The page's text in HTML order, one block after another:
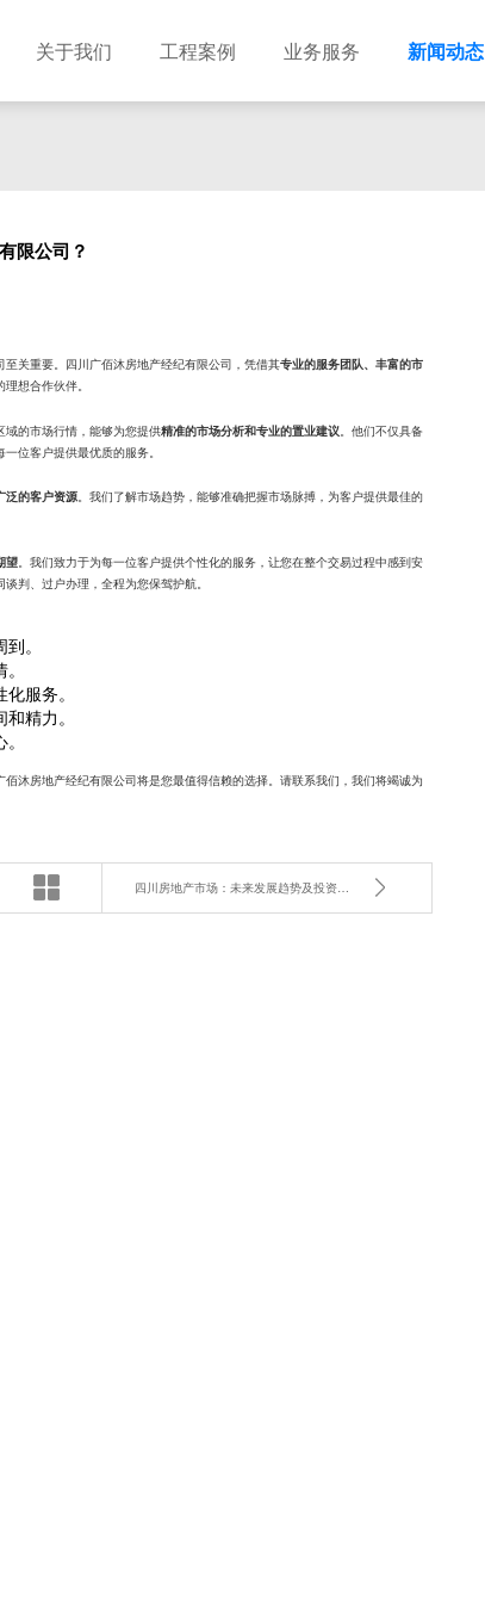
关于我们 工程案例 业务服务 新闻动态
限公司？
关重要。四川广佰沐房地产经纪有限公司，凭借其专业的服务团队、丰富的市
想合作伙伴。
的市场行情，能够为您提供精准的市场分析和专业的置业建议 。他们不仅具备
位客户提供最优质的服务。
泛的客户资源 。我们了解市场趋势，能够准确把握市场脉搏，为客户提供最佳的
望 。我们致力于为每一位客户提供个性化的服务，让您在整个交易过程中感到安
判、过户办理，全程为您保驾护航。
。
服务。
精力。
沐房地产经纪有限公司将是您最值得信赖的选择。请联系我们，我们将竭诚为
四川房地产市场：未来发展趋势及投资机会有哪些？